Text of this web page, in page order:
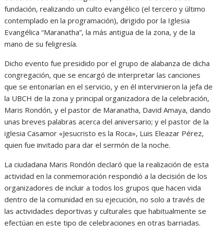
fundación, realizando un culto evangélico (el tercero y último
contemplado en la programación), dirigido por la Iglesia
Evangélica “Maranatha”, la más antigua de la zona, y de la
mano de su feligresía.
Dicho evento fue presidido por el grupo de alabanza de dicha
congregación, que se encargó de interpretar las canciones
que se entonarían en el servicio, y en él intervinieron la jefa de
la UBCH de la zona y principal organizadora de la celebración,
Maris Rondón, y el pastor de Maranatha, David Amaya, dando
unas breves palabras acerca del aniversario; y el pastor de la
iglesia Casamor «Jesucristo es la Roca», Luis Eleazar Pérez,
quien fue invitado para dar el sermón de la noche.
La ciudadana Maris Rondón declaró que la realización de esta
actividad en la conmemoración respondió a la decisión de los
organizadores de incluir a todos los grupos que hacen vida
dentro de la comunidad en su ejecución, no solo a través de
las actividades deportivas y culturales que habitualmente se
efectúan en este tipo de celebraciones en otras barriadas.